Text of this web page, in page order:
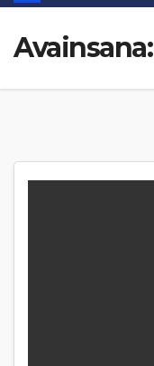
Avainsana: